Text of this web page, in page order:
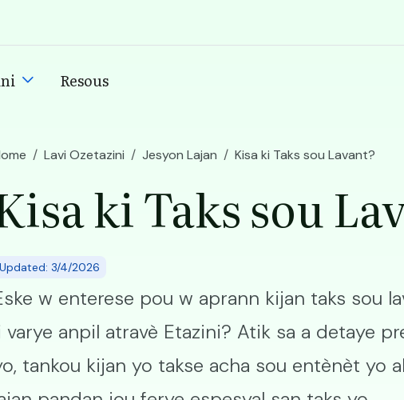
Resous
Lavi Ozetazini Jesyon Lajan Kisa ki Taks sou Lavant?
ki Taks sou
Updated: 3/4/2026
w enterese pou w aprann kijan taks sou
varye anpil atravè Etazini? Atik sa a detaye
tankou kijan yo takse acha sou entènèt yo